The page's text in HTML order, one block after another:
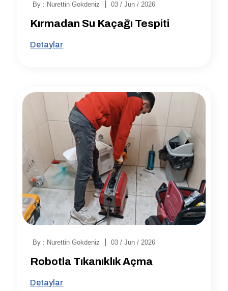
By : Nurettin Gokdeniz 03 / Jun / 2026
Kırmadan Su Kaçağı Tespiti
Detaylar
By : Nurettin Gokdeniz 03 / Jun / 2026
Robotla Tıkanıklık Açma
Detaylar